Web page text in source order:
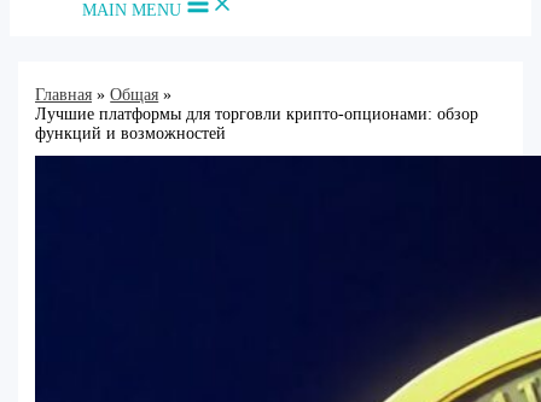
MAIN MENU
Главная
Общая
Лучшие платформы для торговли крипто-опционами: обзор
функций и возможностей